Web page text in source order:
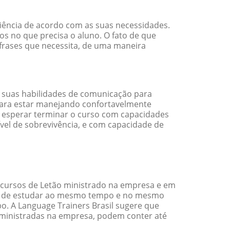
de acordo com as suas necessidades.
no que precisa o aluno. O fato de que
que necessita, de uma maneira
habilidades de comunicação para
estar manejando confortavelmente
terminar o curso com capacidades
de sobrevivência, e com capacidade de
de Letão ministrado na empresa e em
estudar ao mesmo tempo e no mesmo
A Language Trainers Brasil sugere que
na empresa, podem conter até